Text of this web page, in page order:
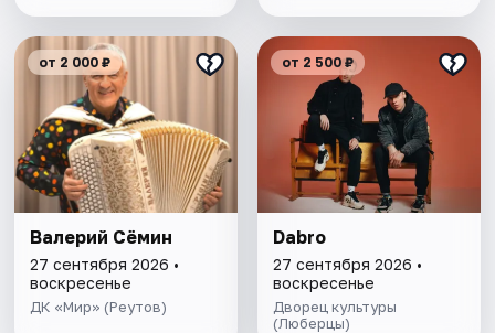
от 2 000 ₽
Валерий Сёмин
27 сентября 2026 •
воскресенье
ДК «Мир» (Реутов)
от 2 500 ₽
Dabro
27 сентября 2026 •
воскресенье
Дворец культуры
(Люберцы)